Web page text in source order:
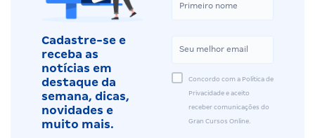
Cadastre-se e
receba as
notícias em
destaque da
semana, dicas,
novidades e
muito mais.
Concordo com a Política de
Privacidade e aceito
receber comunicações do
Gran Cursos Online.